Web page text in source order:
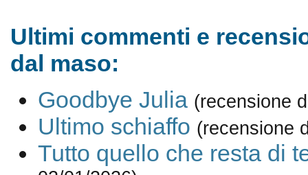
Ultimi commenti e
dal maso:
Goodbye Julia (recensione
Ultimo schiaffo (recensione
Tutto quello che resta di